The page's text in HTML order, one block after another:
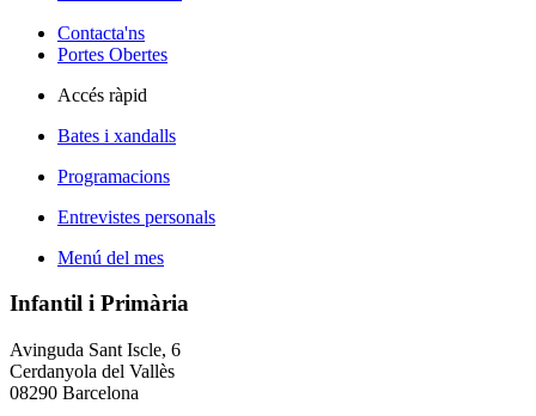
Contacta'ns
Portes Obertes
Accés ràpid
Bates i xandalls
Programacions
Entrevistes personals
Menú del mes
Infantil i Primària
Avinguda Sant Iscle, 6
Cerdanyola del Vallès
08290 Barcelona